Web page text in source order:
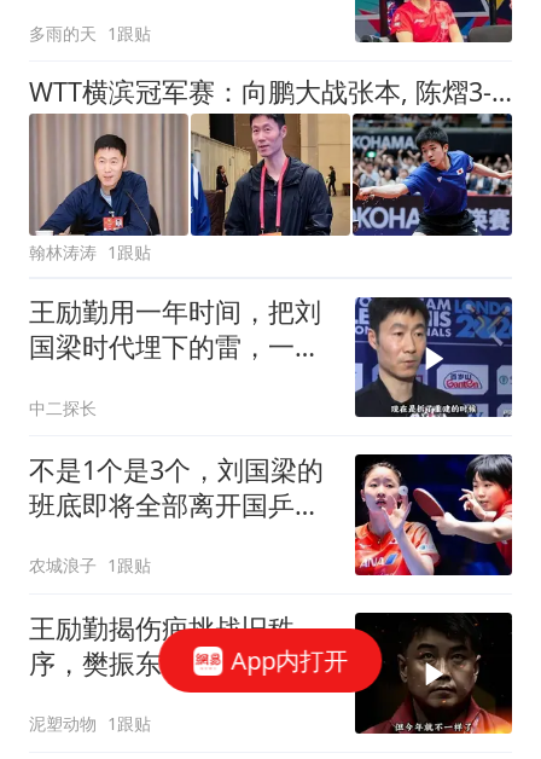
多雨的天 1跟贴
WTT横滨冠军赛：向鹏大战张本, 陈熠3-2手感火热, 王励勤果然没看错
翰林涛涛 1跟贴
王励勤用一年时间，把刘
国梁时代埋下的雷，一颗
中二探长
不是1个是3个，刘国梁的
班底即将全部离开国乒管
农城浪子 1跟贴
王励勤揭伤疤挑战旧秩
序，樊振东回归国家队动
泥塑动物 1跟贴
App内打开